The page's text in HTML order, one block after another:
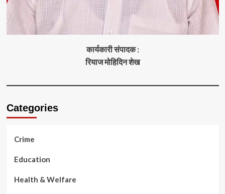
कार्यकारी संपादक :
रियाज मोहिदिन शेख
Categories
Crime
Education
Health & Welfare